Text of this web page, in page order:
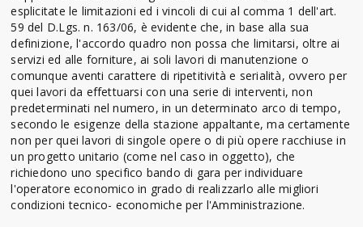
esplicitate le limitazioni ed i vincoli di cui al comma 1 dell'art.
59 del D.Lgs. n. 163/06, è evidente che, in base alla sua
definizione, l'accordo quadro non possa che limitarsi, oltre ai
servizi ed alle forniture, ai soli lavori di manutenzione o
comunque aventi carattere di ripetitività e serialità, ovvero per
quei lavori da effettuarsi con una serie di interventi, non
predeterminati nel numero, in un determinato arco di tempo,
secondo le esigenze della stazione appaltante, ma certamente
non per quei lavori di singole opere o di più opere racchiuse in
un progetto unitario (come nel caso in oggetto), che
richiedono uno specifico bando di gara per individuare
l'operatore economico in grado di realizzarlo alle migliori
condizioni tecnico- economiche per l'Amministrazione.